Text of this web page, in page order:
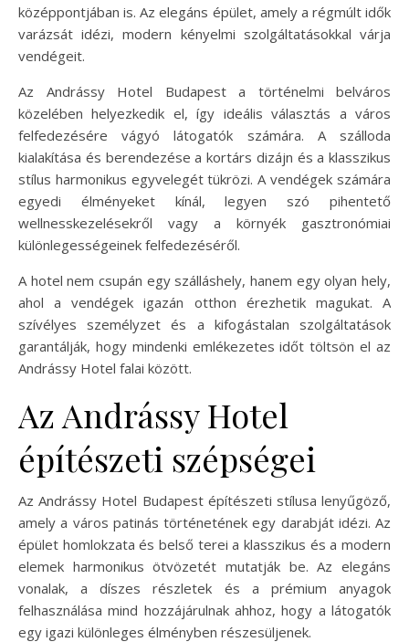
középpontjában is. Az elegáns épület, amely a régmúlt idők
varázsát idézi, modern kényelmi szolgáltatásokkal várja
vendégeit.
Az Andrássy Hotel Budapest a történelmi belváros
közelében helyezkedik el, így ideális választás a város
felfedezésére vágyó látogatók számára. A szálloda
kialakítása és berendezése a kortárs dizájn és a klasszikus
stílus harmonikus egyvelegét tükrözi. A vendégek számára
egyedi élményeket kínál, legyen szó pihentető
wellnesskezelésekről vagy a környék gasztronómiai
különlegességeinek felfedezéséről.
A hotel nem csupán egy szálláshely, hanem egy olyan hely,
ahol a vendégek igazán otthon érezhetik magukat. A
szívélyes személyzet és a kifogástalan szolgáltatások
garantálják, hogy mindenki emlékezetes időt töltsön el az
Andrássy Hotel falai között.
Az Andrássy Hotel
építészeti szépségei
Az Andrássy Hotel Budapest építészeti stílusa lenyűgöző,
amely a város patinás történetének egy darabját idézi. Az
épület homlokzata és belső terei a klasszikus és a modern
elemek harmonikus ötvözetét mutatják be. Az elegáns
vonalak, a díszes részletek és a prémium anyagok
felhasználása mind hozzájárulnak ahhoz, hogy a látogatók
egy igazi különleges élményben részesüljenek.